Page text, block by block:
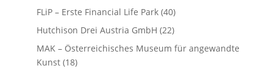
FLiP – Erste Financial Life Park(40)
Hutchison Drei Austria GmbH (22)
MAK – Österreichisches Museum für angewandte
Kunst(18)